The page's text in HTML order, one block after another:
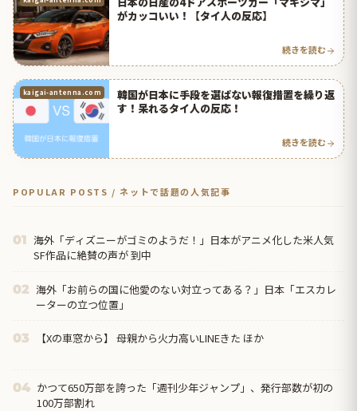
がカッコいい！【タイ人の反応】
続きを読む
kaigai-antenna.com
韓国が日本に手段を選ばない報復措置を繰り返
す！呆れるタイ人の反応！
続きを読む
POPULAR POSTS / ネットで話題の人気記事
01 海外「ディズニーがゴミのようだ！」日本がアニメ化した米人気
SF作品に絶賛の声が 到中
02 海外「お前らの国に他愛のない対立ってある？」日本「エスカレ
ーターの立つ位置」
03 【Xの車窓から】 母親から火力高いLINEきた ほか
04 かつて650万部を誇った「週刊少年ジャンプ」、発行部数が初の
100万部割れ